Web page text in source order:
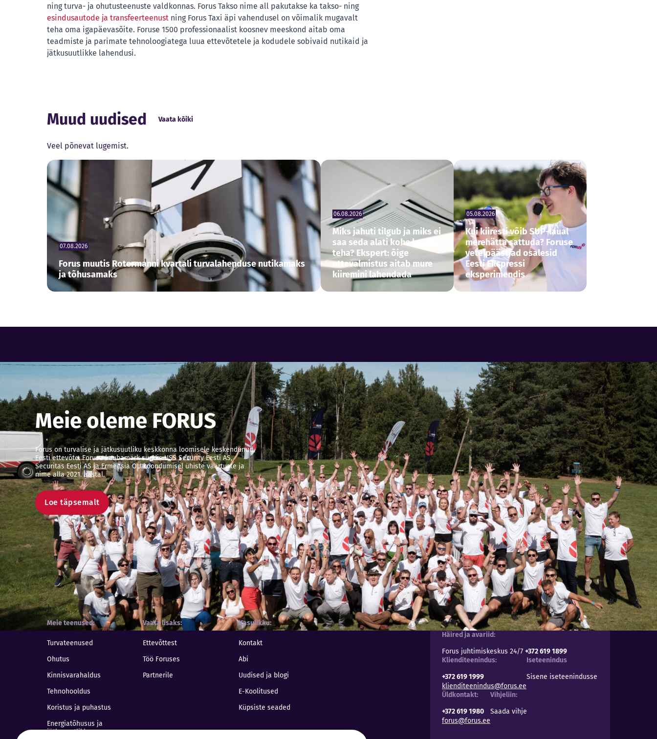
ning turva- ja ohutusteenuste valdkonnas. Forus Takso nime all pakutakse ka takso- ning
esindusautode ja transfeerteenust ning Forus Taxi äpi vahendusel on võimalik mugavalt
teha oma igapäevasõite. Foruse 1500 professionaalist koosnev meeskond aitab oma
teadmiste ja parimate tehnoloogiatega luua ettevõtetele ja kodudele sobivaid nutikaid ja
jätkusuutlikke lahendusi.
Muud uudised Vaata kõiki
Veel põnevat lugemist.
07.08.2026
Forus muutis Rotermanni kvartali turvalahenduse nutikamaks
ja tõhusamaks
06.08.2026
Miks jahuti tilgub ja miks ei
saa seda alati kohe korda
teha? Ekspert: õige
ettevalmistus aitab mure
kiiremini lahendada
05.08.2026
Kui kiiresti võib SUP-laual
merehätta sattuda? Foruse
vetelpäästjad osalesid
Eesti Ekspressi
eksperimendis
Meie oleme FORUS
Forus on turvalise ja jätkusuutliku keskkonna loomisele keskendunud
Eesti ettevõte. Foruse kaubamärk sündis USS Security Eesti AS,
Securitas Eesti AS ja Ermeesia OÜ koondumisel ühiste väärtuste ja
nime alla 2021. aastal.
Loe täpsemalt
Meie teenused
Turvateenused
Ohutus
Kinnisvarahaldus
Tehnohooldus
Koristus ja puhastus
Energiatõhusus ja
jätkusuutlikkus
Vaata lisaks
Ettevõttest
Töö Foruses
Partnerile
Kasulikku
Kontakt
Abi
Uudised ja blogi
E-Koolitused
Küpsiste seaded
Häired ja avariid:
Forus juhtimiskeskus 24/7 +372 619 1899
Klienditeenindus:
+372 619 1999
klienditeenindus@forus.ee
Iseteenindus
Sisene iseteenindusse
Üldkontakt:
+372 619 1980
forus@forus.ee
Vihjeliin:
Saada vihje